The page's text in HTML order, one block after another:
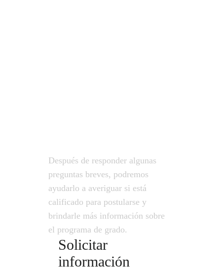
Después de responder algunas
preguntas breves, podremos
ayudarlo a averiguar si está
calificado para postularse y
brindarle más información sobre
el programa de grado.
Solicitar
información